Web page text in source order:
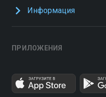
Информация
ПРИЛОЖЕНИЯ